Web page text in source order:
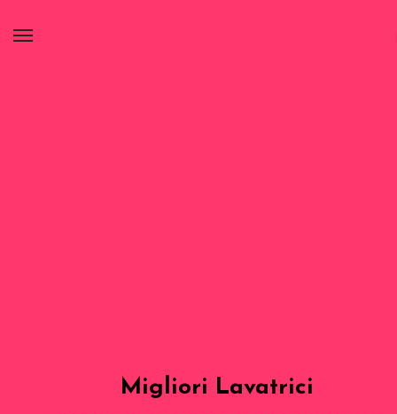
Migliori Lavatrici